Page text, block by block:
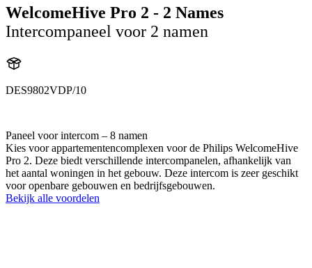
WelcomeHive Pro 2 - 2 Names
Intercompaneel voor 2 namen
DES9802VDP/10
Paneel voor intercom – 8 namen
Kies voor appartementencomplexen voor de Philips WelcomeHive
Pro 2. Deze biedt verschillende intercompanelen, afhankelijk van
het aantal woningen in het gebouw. Deze intercom is zeer geschikt
voor openbare gebouwen en bedrijfsgebouwen.
Bekijk alle voordelen